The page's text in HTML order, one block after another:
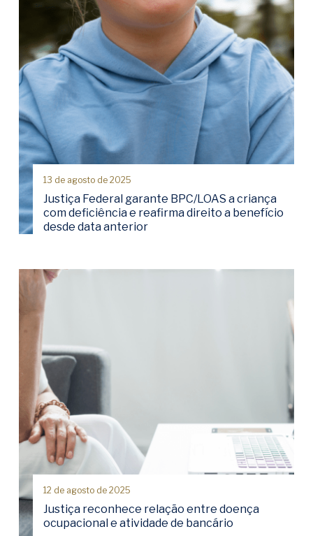
13 de agosto de 2025
Justiça Federal garante BPC/LOAS a criança
com deficiência e reafirma direito a benefício
desde data anterior
12 de agosto de 2025
Justiça reconhece relação entre doença
ocupacional e atividade de bancário